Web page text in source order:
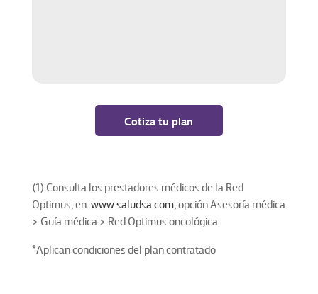
Cotiza tu plan
(1) Consulta los prestadores médicos de la Red
Optimus, en:www.saludsa.com,opción Asesoría médica
> Guía médica > Red Optimus oncológica.
*Aplican condiciones del plan contratado